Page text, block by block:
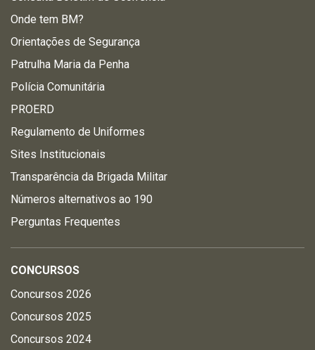
Onde tem BM?
Orientações de Segurança
Patrulha Maria da Penha
Polícia Comunitária
PROERD
Regulamento de Uniformes
Sites Institucionais
Transparência da Brigada Militar
Números alternativos ao 190
Perguntas Frequentes
CONCURSOS
Concursos 2026
Concursos 2025
Concursos 2024